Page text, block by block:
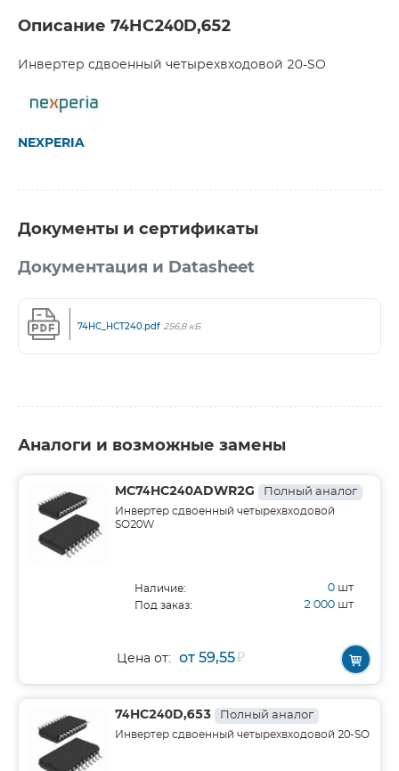
Описание 74HC240D,652
Инвертер сдвоенный четырехвходовой 20-SO
NEXPERIA
Документы и сертификаты
Документация и Datasheet
74HC_HCT240.pdf 256,8 кБ
Аналоги и возможные замены
MC74HC240ADWR2G Полный аналог
Инвертер сдвоенный четырехвходовой
SO20W
Наличие: 0 шт
Под заказ: 2 000 шт
Цена от: от 59,55₽
74HC240D,653 Полный аналог
Инвертер сдвоенный четырехвходовой 20-SO